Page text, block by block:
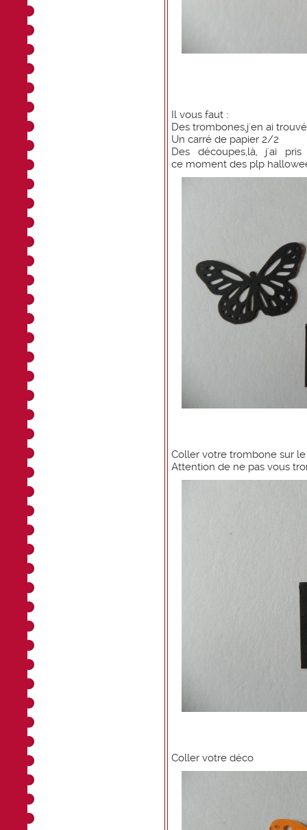
Il vous faut :
Des trombones,j'en ai
Un carré de papier 2/2
Des découpes,là, j'ai
ce moment des plp
Coller votre trombone sur
Attention de ne pas vous
Coller votre déco